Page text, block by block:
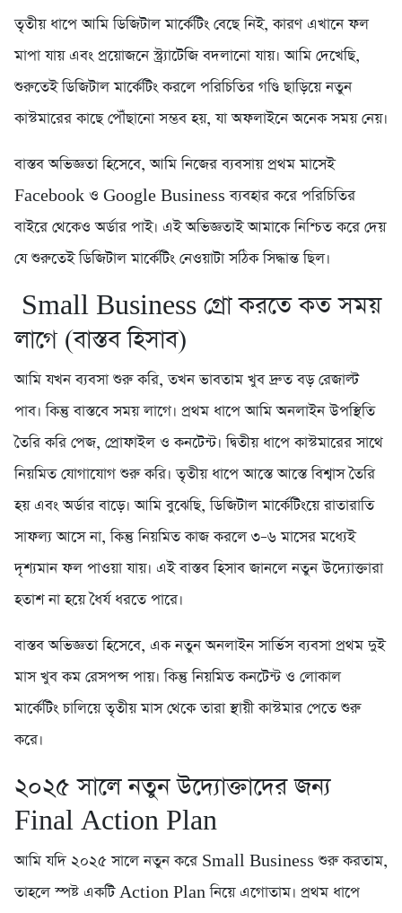
তৃতীয় ধাপে আমি ডিজিটাল মার্কেটিং বেছে নিই, কারণ এখানে ফল
মাপা যায় এবং প্রয়োজনে স্ট্র্যাটেজি বদলানো যায়। আমি দেখেছি,
শুরুতেই ডিজিটাল মার্কেটিং করলে পরিচিতির গণ্ডি ছাড়িয়ে নতুন
কাস্টমারের কাছে পৌঁছানো সম্ভব হয়, যা অফলাইনে অনেক সময় নেয়।
বাস্তব অভিজ্ঞতা হিসেবে, আমি নিজের ব্যবসায় প্রথম মাসেই
Facebook ও Google Business ব্যবহার করে পরিচিতির
বাইরে থেকেও অর্ডার পাই। এই অভিজ্ঞতাই আমাকে নিশ্চিত করে দেয়
যে শুরুতেই ডিজিটাল মার্কেটিং নেওয়াটা সঠিক সিদ্ধান্ত ছিল।
Small Business গ্রো করতে কত সময়
লাগে (বাস্তব হিসাব)
আমি যখন ব্যবসা শুরু করি, তখন ভাবতাম খুব দ্রুত বড় রেজাল্ট
পাব। কিন্তু বাস্তবে সময় লাগে। প্রথম ধাপে আমি অনলাইন উপস্থিতি
তৈরি করি পেজ, প্রোফাইল ও কনটেন্ট। দ্বিতীয় ধাপে কাস্টমারের সাথে
নিয়মিত যোগাযোগ শুরু করি। তৃতীয় ধাপে আস্তে আস্তে বিশ্বাস তৈরি
হয় এবং অর্ডার বাড়ে। আমি বুঝেছি, ডিজিটাল মার্কেটিংয়ে রাতারাতি
সাফল্য আসে না, কিন্তু নিয়মিত কাজ করলে ৩–৬ মাসের মধ্যেই
দৃশ্যমান ফল পাওয়া যায়। এই বাস্তব হিসাব জানলে নতুন উদ্যোক্তারা
হতাশ না হয়ে ধৈর্য ধরতে পারে।
বাস্তব অভিজ্ঞতা হিসেবে, এক নতুন অনলাইন সার্ভিস ব্যবসা প্রথম দুই
মাস খুব কম রেসপন্স পায়। কিন্তু নিয়মিত কনটেন্ট ও লোকাল
মার্কেটিং চালিয়ে তৃতীয় মাস থেকে তারা স্থায়ী কাস্টমার পেতে শুরু
করে।
২০২৫ সালে নতুন উদ্যোক্তাদের জন্য
Final Action Plan
আমি যদি ২০২৫ সালে নতুন করে Small Business শুরু করতাম,
তাহলে স্পষ্ট একটি Action Plan নিয়ে এগোতাম। প্রথম ধাপে